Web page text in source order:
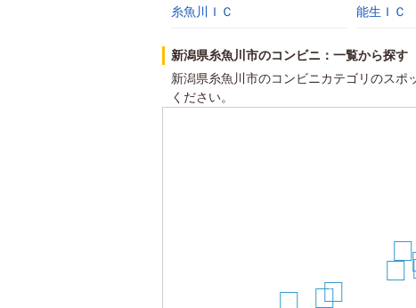
糸魚川ＩＣ 能生ＩＣ
新潟県糸魚川市のコンビニ：一覧から探す
新潟県糸魚川市のコンビニカテゴリのス
ください。
13
14